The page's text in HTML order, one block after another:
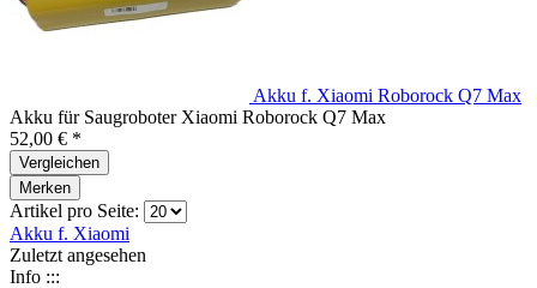
Akku f. Xiaomi Roborock Q7 Max
Akku für Saugroboter Xiaomi Roborock Q7 Max
52,00 € *
Vergleichen
Merken
Artikel pro Seite:
Akku f. Xiaomi
Zuletzt angesehen
Info :::